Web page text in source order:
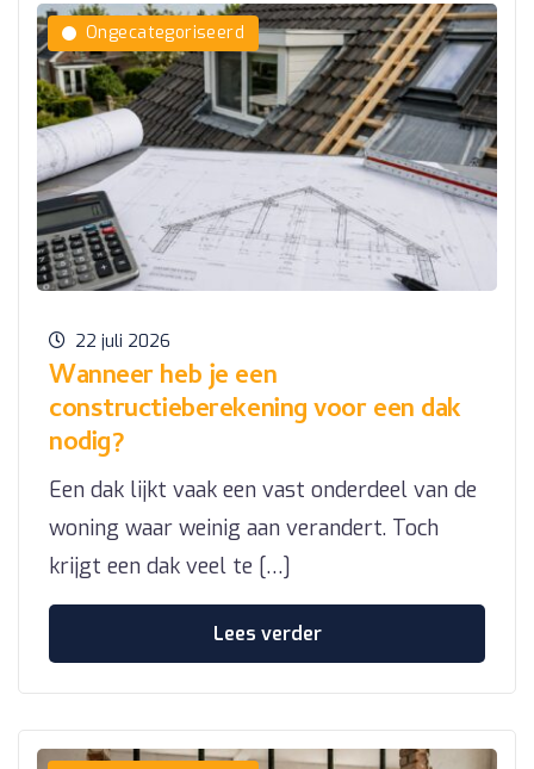
Ongecategoriseerd
22 juli 2026
Wanneer heb je een
constructieberekening voor een dak
nodig?
Een dak lijkt vaak een vast onderdeel van de
woning waar weinig aan verandert. Toch
krijgt een dak veel te […]
Lees verder